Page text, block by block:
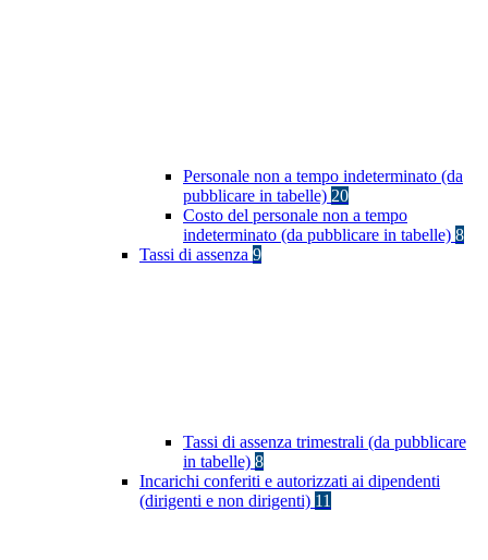
Personale non a tempo indeterminato (da
pubblicare in tabelle) 20
Costo del personale non a tempo
indeterminato (da pubblicare in tabelle) 8
Tassi di assenza 9
Tassi di assenza trimestrali (da pubblicare
in tabelle) 8
Incarichi conferiti e autorizzati ai dipendenti
(dirigenti e non dirigenti) 11